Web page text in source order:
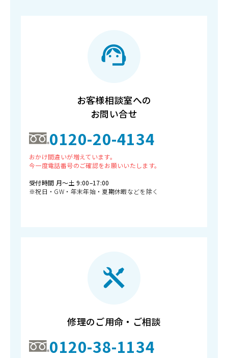
お客様相談室への
お問い合せ
0120-20-4134
おかけ間違いが増えています。
今一度電話番号のご確認をお願いいたします。
受付時間 月〜土 9:00–17:00
※祝日・GW・年末年始・夏期休暇などを除く
修理のご用命・ご相談
0120-38-1134